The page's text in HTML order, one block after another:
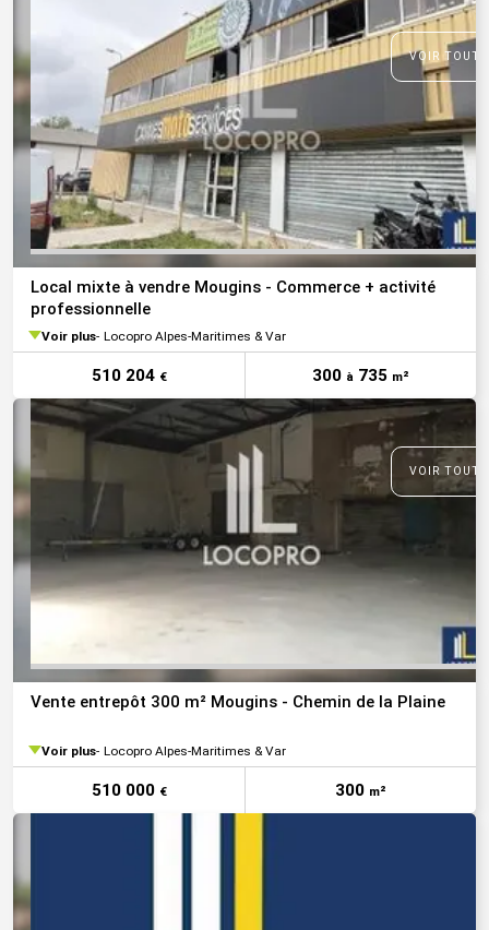
VOIR
Local mixte à vendre Mougins - Commerce + activité
professionnelle
Voir plus Locopro Alpes-Maritimes & Var
510 204 € 300 à 735 m²
VOIR
Vente entrepôt 300 m² Mougins - Chemin de la Plaine
Voir plus Locopro Alpes-Maritimes & Var
510 000 € 300 m²